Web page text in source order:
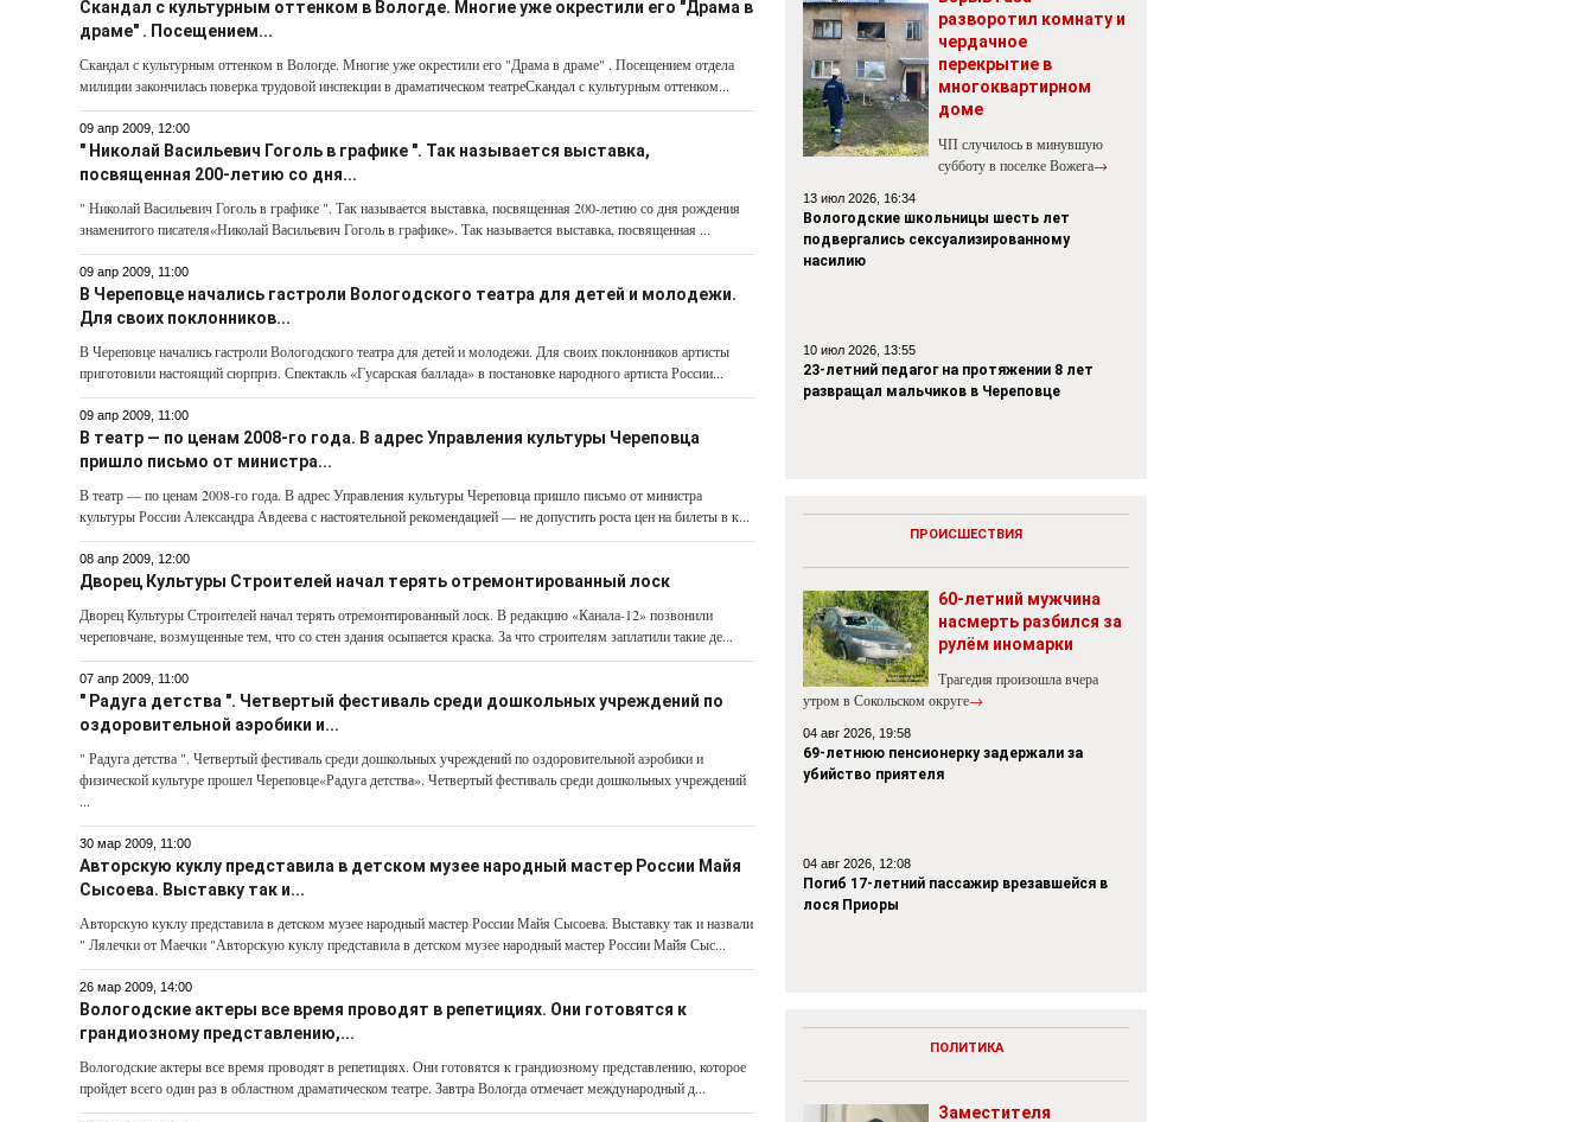
Скандал с культурным оттенком в Вологде. Многие уже окрестили его "Драма в
драме" . Посещением...
Скандал с культурным оттенком в Вологде. Многие уже окрестили его "Драма в драме" . Посещением отдела
милиции закончилась поверка трудовой инспекции в драматическом театреСкандал с культурным оттенком...
09 апр 2009, 12:00
" Николай Васильевич Гоголь в графике ". Так называется выставка,
посвященная 200-летию со дня...
" Николай Васильевич Гоголь в графике ". Так называется выставка, посвященная 200-летию со дня рождения
знаменитого писателя«Николай Васильевич Гоголь в графике». Так называется выставка, посвященная ...
09 апр 2009, 11:00
В Череповце начались гастроли Вологодского театра для детей и молодежи.
Для своих поклонников...
В Череповце начались гастроли Вологодского театра для детей и молодежи. Для своих поклонников артисты
приготовили настоящий сюрприз. Спектакль «Гусарская баллада» в постановке народного артиста России...
09 апр 2009, 11:00
В театр — по ценам 2008-го года. В адрес Управления культуры Череповца
пришло письмо от министра...
В театр — по ценам 2008-го года. В адрес Управления культуры Череповца пришло письмо от министра
культуры России Александра Авдеева с настоятельной рекомендацией — не допустить роста цен на билеты в к...
08 апр 2009, 12:00
Дворец Культуры Строителей начал терять отремонтированный лоск
Дворец Культуры Строителей начал терять отремонтированный лоск. В редакцию «Канала-12» позвонили
череповчане, возмущенные тем, что со стен здания осыпается краска. За что строителям заплатили такие де...
07 апр 2009, 11:00
" Радуга детства ". Четвертый фестиваль среди дошкольных учреждений по
оздоровительной аэробики и...
" Радуга детства ". Четвертый фестиваль среди дошкольных учреждений по оздоровительной аэробики и
физической культуре прошел Череповце«Радуга детства». Четвертый фестиваль среди дошкольных учреждений
...
30 мар 2009, 11:00
Авторскую куклу представила в детском музее народный мастер России Майя
Сысоева. Выставку так и...
Авторскую куклу представила в детском музее народный мастер России Майя Сысоева. Выставку так и назвали
" Лялечки от Маечки "Авторскую куклу представила в детском музее народный мастер России Майя Сыс...
26 мар 2009, 14:00
Вологодские актеры все время проводят в репетициях. Они готовятся к
грандиозному представлению,...
Вологодские актеры все время проводят в репетициях. Они готовятся к грандиозному представлению, которое
пройдет всего один раз в областном драматическом театре. Завтра Вологда отмечает международный д...
разворотил комнату и
чердачное
перекрытие в
многоквартирном
доме
ЧП случилось в минувшую
субботу в поселке Вожега→
13 июл 2026, 16:34
Вологодские школьницы шесть лет
подвергались сексуализированному
насилию
10 июл 2026, 13:55
23-летний педагог на протяжении 8 лет
развращал мальчиков в Череповце
ПРОИСШЕСТВИЯ
60-летний мужчина
насмерть разбился за
рулём иномарки
Трагедия произошла вчера
утром в Сокольском округе→
04 авг 2026, 19:58
69-летнюю пенсионерку задержали за
убийство приятеля
04 авг 2026, 12:08
Погиб 17-летний пассажир врезавшейся в
лося Приоры
ПОЛИТИКА
Заместителя